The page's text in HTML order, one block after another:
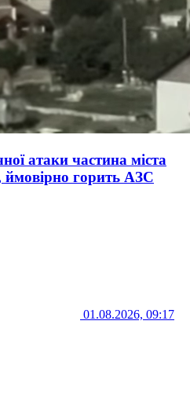
атаки частина міста
ймовірно горить АЗС
01.08.2026, 09:17